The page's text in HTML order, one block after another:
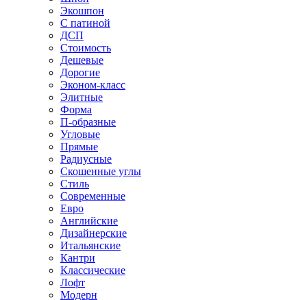
Экошпон
С патиной
ДСП
Стоимость
Дешевые
Дорогие
Эконом-класс
Элитные
Форма
П-образные
Угловые
Прямые
Радиусные
Скошенные углы
Стиль
Современные
Евро
Английские
Дизайнерские
Итальянские
Кантри
Классические
Лофт
Модерн